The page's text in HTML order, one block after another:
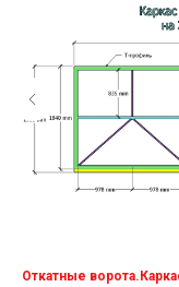
Откатные